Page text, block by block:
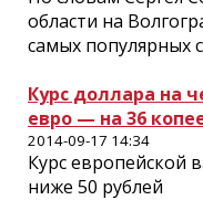
области на
самых популярных
Курс доллара на
евро — на 36
2014-09-17 14:34
Курс европейской
ниже 50 рублей